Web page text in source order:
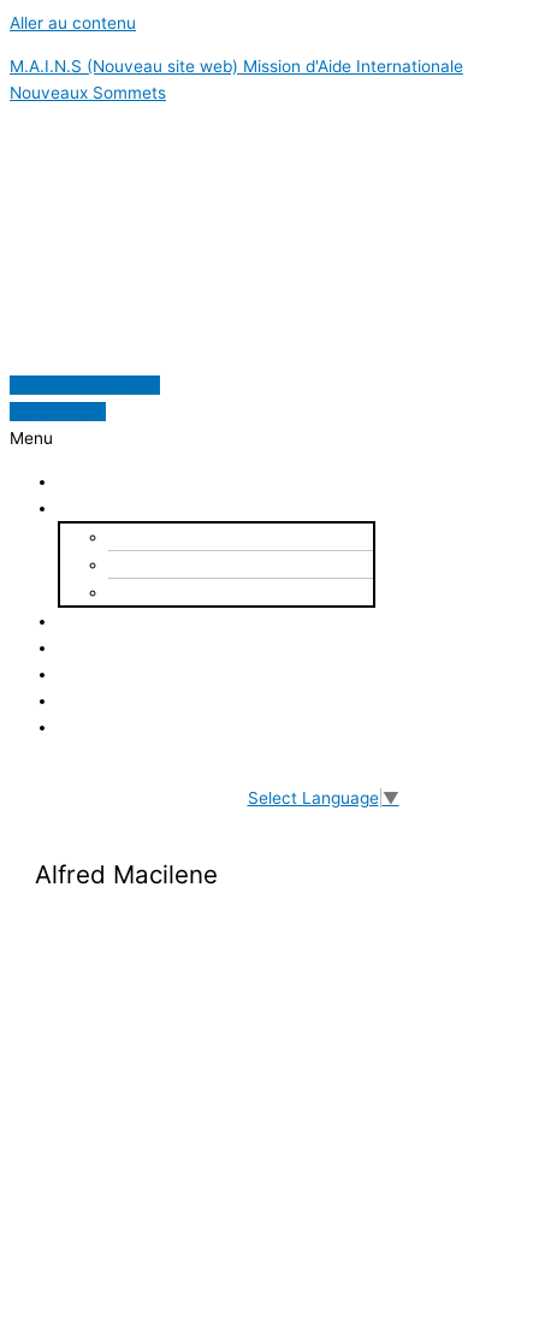
Aller au contenu
M.A.I.N.S (Nouveau site web) Mission d'Aide Internationale
Nouveaux Sommets
Menu
Select Language ▼
Alfred Macilene